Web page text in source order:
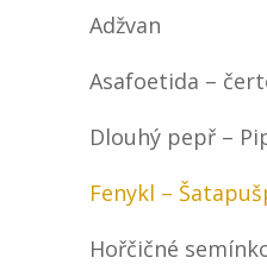
Adžvan
Asafoetida –
Dlouhý pepř –
Fenykl –
Hořčičné